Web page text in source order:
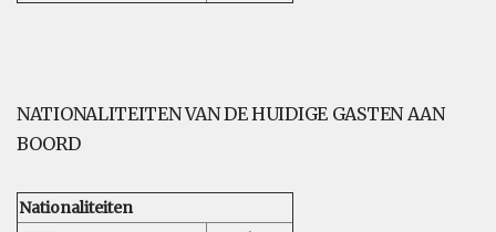
NATIONALITEITEN VAN DE HUIDIGE GASTEN AAN
BOORD
Nationaliteiten